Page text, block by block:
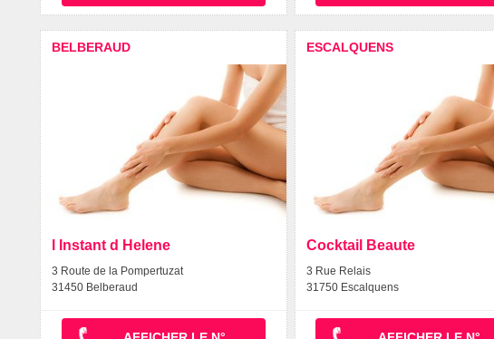
BELBERAUD
l Instant d Helene
3 Route de la Pompertuzat
31450 Belberaud
ESCALQUENS
Cocktail Beaute
3 Rue Relais
31750 Escalquens